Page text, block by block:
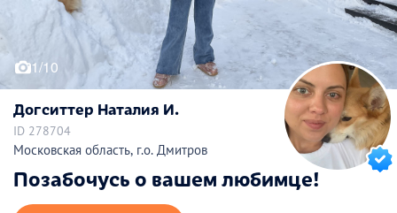
1/10
Догситтер Наталия И.
ID 278704
Московская область, г.о. Дмитров
Позабочусь о вашем любимце!